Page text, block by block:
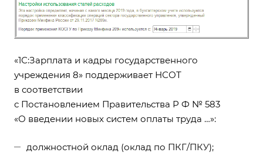
«1С:Зарплата и кадры государственного
учреждения 8» поддерживает НСОТ
в соответствии
с Постановлением Правительства Р Ф № 583
«О введении новых систем оплаты труда …»:
должностной оклад (оклад по ПКГ/ПКУ);